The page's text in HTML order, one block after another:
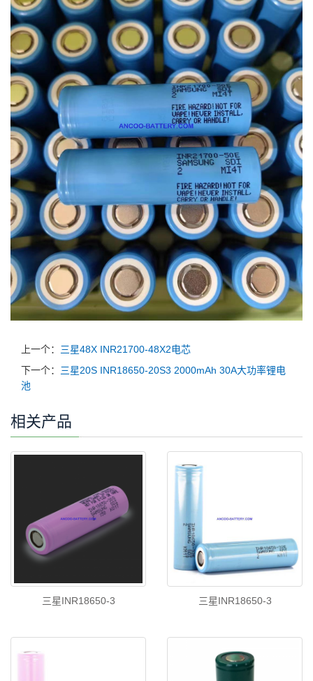
上一个： 三星48X INR21700-48X2电芯
下一个： 三星20S INR18650-20S3 2000mAh 30A大功率锂电
池
相关产品
三星INR18650-3 三星INR18650-3